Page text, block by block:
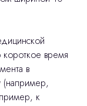
короткое время
в
(например,
к